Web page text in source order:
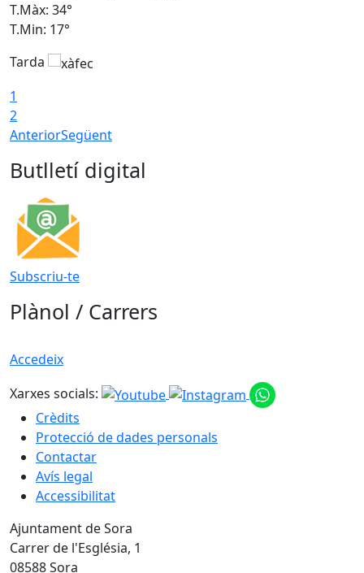
T.Màx: 34°
T.Min: 17°
Tarda
1
2
AnteriorSegüent
Butlletí digital
Subscriu-te
Plànol / Carrers
Accedeix
Xarxes socials:
Crèdits
Protecció de dades personals
Contactar
Avís legal
Accessibilitat
Ajuntament de Sora
Carrer de l'Església, 1
08588 Sora